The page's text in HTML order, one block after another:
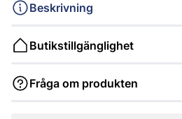
Beskrivning
Butikstillgänglighet
Fråga om produkten